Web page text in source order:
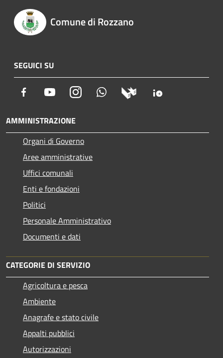
Comune di Rozzano
SEGUICI SU
Facebook YoutubeInstagram Whatsapp
AMMINISTRAZIONE
Organi di Governo
Aree amministrative
Uffici comunali
Enti e fondazioni
Politici
Personale Amministrativo
Documenti e dati
CATEGORIE DI SERVIZIO
Agricoltura e pesca
Ambiente
Anagrafe e stato civile
Appalti pubblici
Autorizzazioni